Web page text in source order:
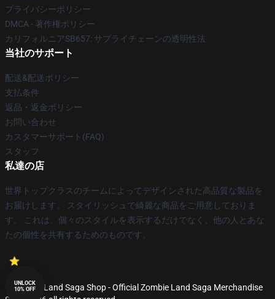
プライバシーポリシー
DMCA - 著作権ポリシー
カリフォルニアSB657: サプライチェーンの透明性法
当社のサポート
配送&配送ポリシー
支払条件
返品・返金ポリシー
お問い合わせ
カスタマーサポート(FAQ)
スタッフ
私達の店
世界トップクラスのチームによってデザインされた高品質な製品を
お届けします。 スタイリッシュで綺麗な商品をご用意しておりま
す。 これは、個々のスタイルを表示するだけでなく、他の人とあな
たの個性を共有するためのものです。
© Zombie Land Saga Shop - Official Zombie Land Saga Merchandise
UNLOCK
10% OFF